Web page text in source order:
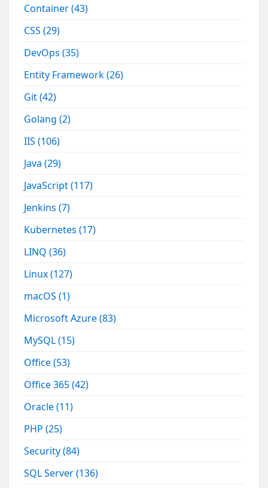
Container(43)
CSS(29)
DevOps(35)
Entity Framework(26)
Git(42)
Golang(2)
IIS(106)
Java(29)
JavaScript(117)
Jenkins(7)
Kubernetes(17)
LINQ(36)
Linux(127)
macOS(1)
Microsoft Azure(83)
MySQL(15)
Office(53)
Office 365(42)
Oracle(11)
PHP(25)
Security(84)
SQL Server(136)